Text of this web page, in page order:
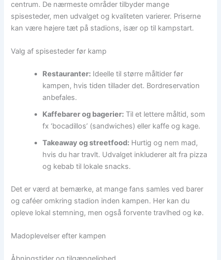
centrum. De nærmeste områder tilbyder mange
spisesteder, men udvalget og kvaliteten varierer. Priserne
kan være højere tæt på stadions, især op til kampstart.
Valg af spisesteder før kamp
Restauranter: Ideelle til større måltider før
kampen, hvis tiden tillader det. Bordreservation
anbefales.
Kaffebarer og bagerier: Til et lettere måltid, som
fx ‘bocadillos’ (sandwiches) eller kaffe og kage.
Takeaway og streetfood: Hurtig og nem mad,
hvis du har travlt. Udvalget inkluderer alt fra pizza
og kebab til lokale snacks.
Det er værd at bemærke, at mange fans samles ved barer
og caféer omkring stadion inden kampen. Her kan du
opleve lokal stemning, men også forvente travlhed og kø.
Madoplevelser efter kampen